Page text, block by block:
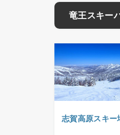
竜王スキー
志賀高原スキー